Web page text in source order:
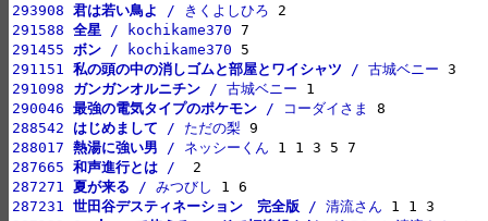
293908 君は若い鳥よ / きくよしひろ
291588 全星 / kochikame370
291455 ボン / kochikame370
291151 私の頭の中の消しゴムと部屋とワイシャツ / 古城ベニー
291098 ガンガンオルニチン / 古城ベニー
290046 最強の電気タイプのポケモン / コーダイさま
288542 はじめまして / ただの梨
288017 熱湯に強い男 / ネッシーくん
287665 和声進行とは /
287271 夏が来る / みつびし
287231 世田谷デスティネーション　完全版 / 清流さん